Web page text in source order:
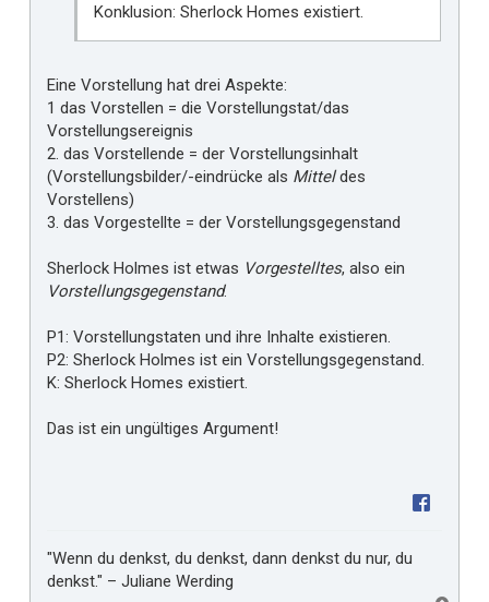
Konklusion: Sherlock Homes existiert.
Eine Vorstellung hat drei Aspekte:
1 das Vorstellen = die Vorstellungstat/das
Vorstellungsereignis
2. das Vorstellende = der Vorstellungsinhalt
(Vorstellungsbilder/-eindrücke als Mitteldes
Vorstellens)
3. das Vorgestellte = der Vorstellungsgegenstand
Sherlock Holmes ist etwas Vorgestelltes, also ein
Vorstellungsgegenstand.
P1: Vorstellungstaten und ihre Inhalte existieren.
P2: Sherlock Holmes ist ein Vorstellungsgegenstand.
K: Sherlock Homes existiert.
Das ist ein ungültiges Argument!
"Wenn du denkst, du denkst, dann denkst du nur, du
denkst." – Juliane Werding